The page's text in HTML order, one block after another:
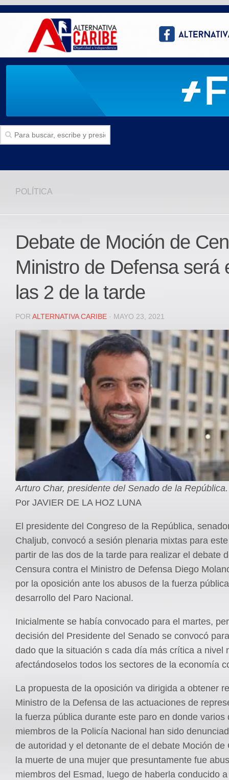
Politica
Deportes
JUDICIAL
REGIONAL
DEPARTAMENTAL
Internacional
facebook
Twitter
Instagram
Registro ISSN: 2711-3299
POLÍTICA
Debate de Moción de
Ministro de Defensa será
las 2 de la tarde
POR ALTERNATIVA CARIBE · MAYO 23, 2021
Arturo Char, presidente del Senado de la República.
Por JAVIER DE LA HOZ LUNA
El presidente del Congreso de la República,
Chaljub, convocó a sesión plenaria mixtas para
partir de las dos de la tarde para realizar el debate
Censura contra el Ministro de Defensa Diego
por la oposición ante los abusos de la fuerza
desarrollo del Paro Nacional.
Inicialmente se había convocado para el martes,
decisión del Presidente del Senado se convocó
dado que la situación s cada día más crítica a nivel
afectándoselos todos los sectores de la economía
La propuesta de la oposición va dirigida a obtener
Ministro de la Defensa de las actuaciones de
la fuerza pública durante este paro en donde varios
miembros de la Policía Nacional han sido
de autoridad y el detonante de el debate Moción de
la muerte de una mujer que presuntamente fue
miembros del Esmad, luego de haberla conducido